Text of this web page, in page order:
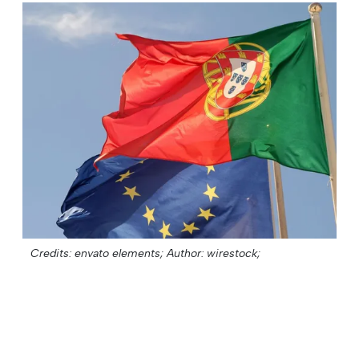
Credits: envato elements; Author: wirestock;